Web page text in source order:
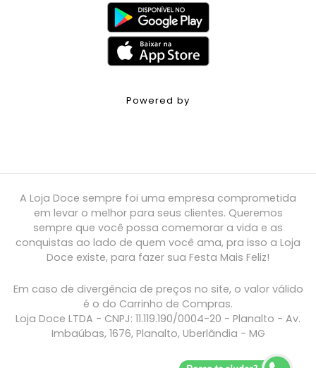
Powered by
A Loja Doce sempre foi uma empresa comprometida
em levar o melhor para seus clientes. Queremos
sempre que você possa comemorar a vida e as
conquistas ao lado de quem você ama, pra isso a Loja
Doce existe, para fazer sua Festa Mais Feliz!
Em caso de divergência de preços no site, o valor válido
é o do Carrinho de Compras.
Loja Doce LTDA - CNPJ: 11.119.190/0004-20 - Planalto - Av.
Imbaúbas, 1676, Planalto, Uberlândia - MG